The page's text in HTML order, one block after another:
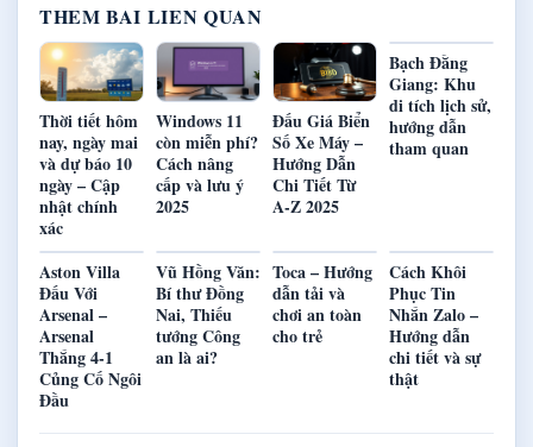
THEM BAI LIEN QUAN
Thời tiết hôm
nay, ngày mai
và dự báo 10
ngày – Cập
nhật chính
xác
Windows 11
còn miễn phí?
Cách nâng
cấp và lưu ý
2025
Đấu Giá Biển
Số Xe Máy –
Hướng Dẫn
Chi Tiết Từ
A-Z 2025
Bạch Đằng
Giang: Khu
di tích lịch sử,
hướng dẫn
tham quan
Aston Villa
Đấu Với
Arsenal –
Arsenal
Thắng 4-1
Củng Cố Ngôi
Đầu
Vũ Hồng Văn:
Bí thư Đồng
Nai, Thiếu
tướng Công
an là ai?
Toca – Hướng
dẫn tải và
chơi an toàn
cho trẻ
Cách Khôi
Phục Tin
Nhắn Zalo –
Hướng dẫn
chi tiết và sự
thật